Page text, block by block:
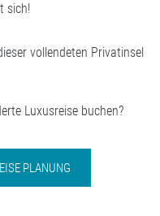
sich!
vollendeten Privatinsel
Luxusreise buchen?
PLANUNG